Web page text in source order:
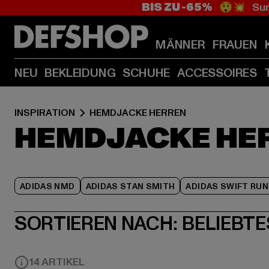
BIS ZU -65% 😲💥
MÄNNER FRAUEN
NEU BEKLEIDUNG SCHUHE ACCESSOIRES
INSPIRATION HEMDJACKE HERREN
HEMDJACKE
ADIDAS NMD ADIDAS STAN SMITH ADIDAS SWIFT RUN
SORTIEREN NACH:
14 ARTIKEL